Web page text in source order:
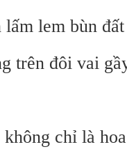
lem bùn đất
trên đôi vai
chỉ là